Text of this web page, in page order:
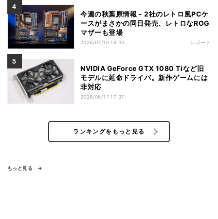
今週の秋葉原情報 - 2社のレトロ風PCケ
ースがまさかの同日発売、レトロなROG
マザーも登場
2026/07/16 18:35 レポート
NVIDIA GeForce GTX 1080 Tiなど旧
モデルに延命ドライバ。新作ゲームには
非対応
2026/06/17 17:37
ランキングをもっと見る
もっと見る